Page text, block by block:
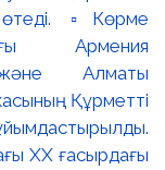
өтеді. ▫️Көрме
Армения
және Алматы
Құрметті
ХХ ғасырдағы